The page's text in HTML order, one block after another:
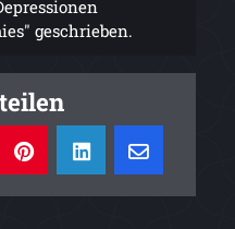
geschrieben.